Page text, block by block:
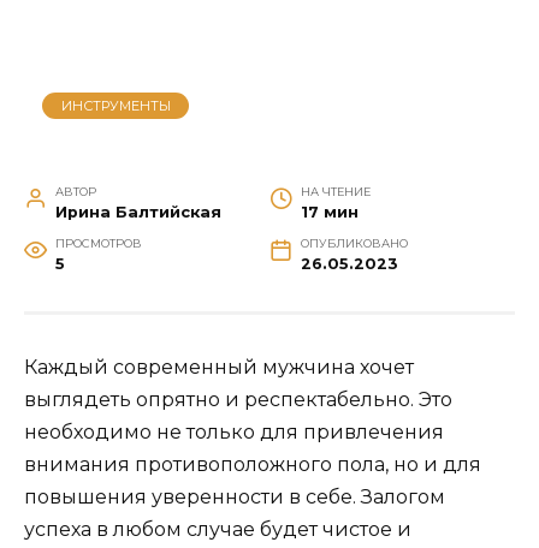
ИНСТРУМЕНТЫ
АВТОР
Ирина Балтийская
НА ЧТЕНИЕ
17 мин
ПРОСМОТРОВ
5
ОПУБЛИКОВАНО
26.05.2023
Каждый современный мужчина хочет
выглядеть опрятно и респектабельно. Это
необходимо не только для привлечения
внимания противоположного пола, но и для
повышения уверенности в себе. Залогом
успеха в любом случае будет чистое и